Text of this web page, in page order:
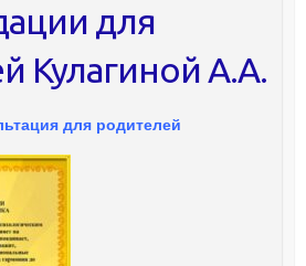
для
Кулагиной А.А.
для родителей